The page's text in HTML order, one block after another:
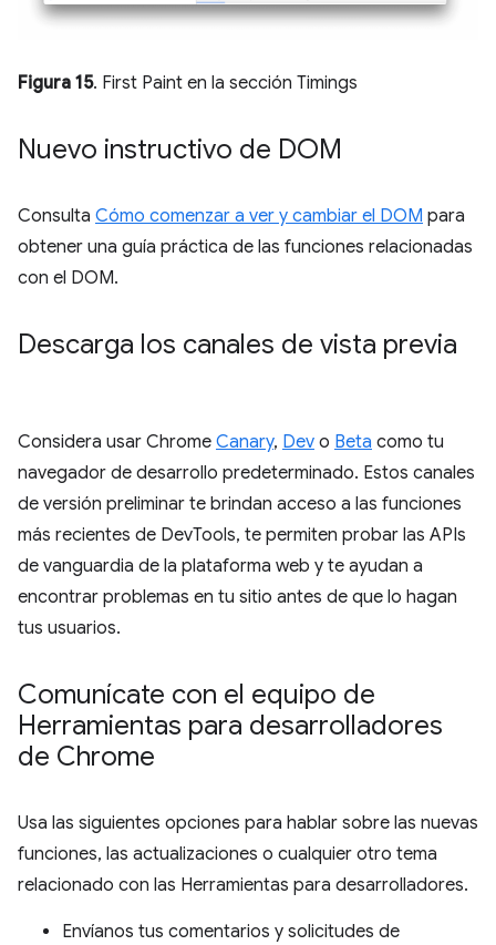
Figura 15. First Paint en la sección Timings
Nuevo instructivo de DOM
Consulta Cómo comenzar a ver y cambiar el DOM para
obtener una guía práctica de las funciones relacionadas
con el DOM.
Descarga los canales de vista previa
Considera usar Chrome Canary, Dev o Beta como tu
navegador de desarrollo predeterminado. Estos canales
de versión preliminar te brindan acceso a las funciones
más recientes de DevTools, te permiten probar las APIs
de vanguardia de la plataforma web y te ayudan a
encontrar problemas en tu sitio antes de que lo hagan
tus usuarios.
Comunícate con el equipo de
Herramientas para desarrolladores
de Chrome
Usa las siguientes opciones para hablar sobre las nuevas
funciones, las actualizaciones o cualquier otro tema
relacionado con las Herramientas para desarrolladores.
Envíanos tus comentarios y solicitudes de